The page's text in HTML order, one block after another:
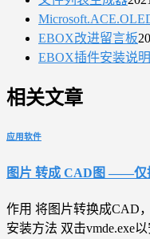
EBOX改进留言板
EBOX插件安装说明
相关文章
应用软件
图片 转成 CAD图 ——仅
作用 将图片转换成CAD
安装方法 双击vmde.exe